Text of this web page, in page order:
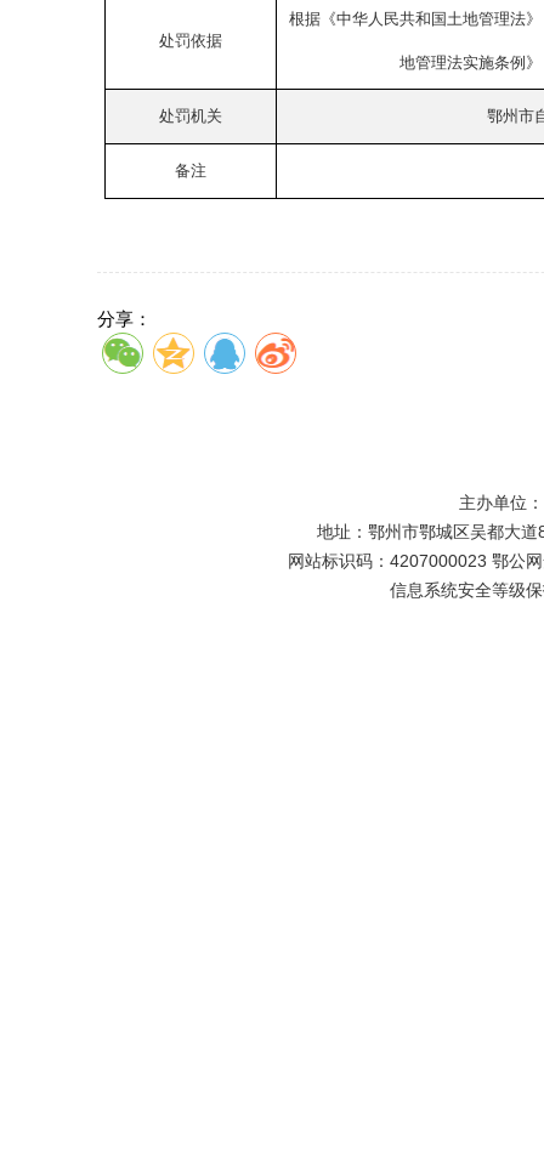
处罚依据
根据《中华人民共和国土地管理法
地管理法实施条例
处罚机关 鄂州市
备注
分享：
主办单位
地址：鄂州市鄂城区吴都大
网站标识码：4207000023 鄂公
信息系统安全等级